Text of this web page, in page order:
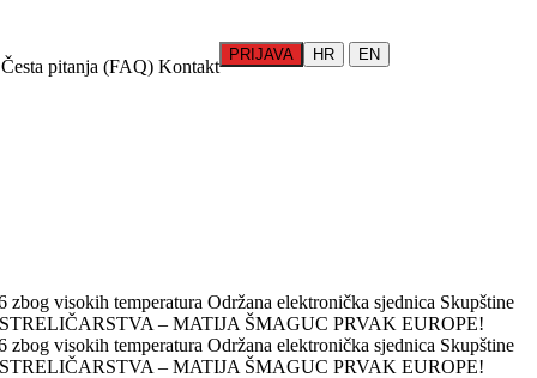
Česta pitanja (FAQ) Kontakt
PRIJAVA HR EN
zbog visokih temperatura Održana elektronička sjednica Skupštine
– MATIJA ŠMAGUC PRVAK EUROPE!
zbog visokih temperatura Održana elektronička sjednica Skupštine
– MATIJA ŠMAGUC PRVAK EUROPE!